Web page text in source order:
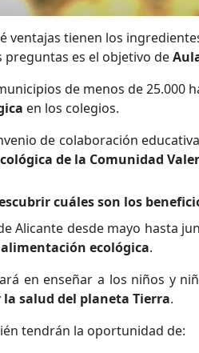
ventajas tienen los
preguntas es el objetivo de
de menos de 25.000
en los colegios.
de colaboración
de la Comunidad
cuáles son los
Alicante desde mayo hasta
alimentación ecológica.
en enseñar a los niños y
salud del planeta Tierra.
tendrán la oportunidad de: